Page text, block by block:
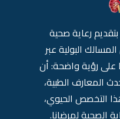
بتقديم رعاية صحية
البولية عبر
على رؤية واضحة: أن
المعارف الطبية،
التخصص الحيوي،
الصحية لمرضانا.